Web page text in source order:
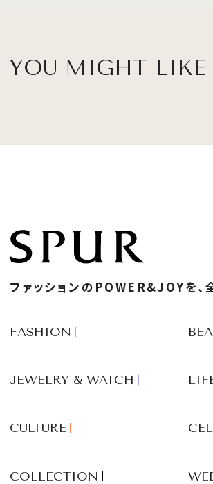
YOU MIGHT LIKE
ファッションのPOWER&JOYを、
FASHION
JEWELRY & WATCH
CULTURE
COLLECTION